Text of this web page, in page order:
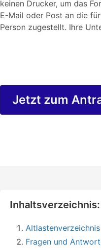
keinen Drucker, um das
E-Mail oder Post an die
Person zugestellt. Ihre
Jetzt zum
Inhaltsverzeichnis:
Fragen und